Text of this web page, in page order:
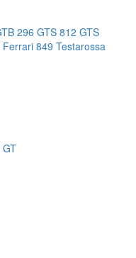
296 GTS 812 GTS
Ferrari 849 Testarossa
GT